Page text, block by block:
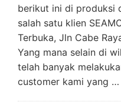
berikut ini di produksi
salah satu klien
Terbuka, Jln Cabe
Yang mana selain di
telah banyak
customer kami yang …